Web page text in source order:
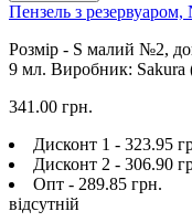
Пензель з
Розмір - S малий №2,
9 мл. Виробник: Sakura
341.00 грн.
Дисконт 1 - 323.95
Дисконт 2 - 306.90
Опт - 289.85 грн.
відсутній